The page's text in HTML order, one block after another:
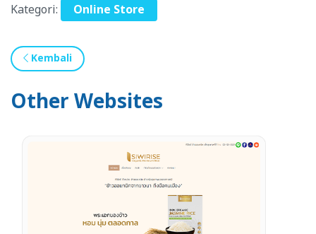
Kategori: Online Store
Kembali
Other Websites